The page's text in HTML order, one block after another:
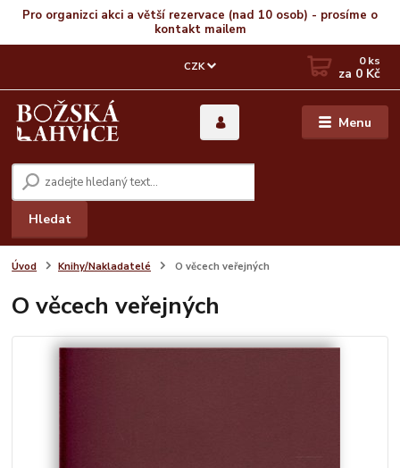
Pro organizci akci a větší rezervace (nad 10 osob) - prosíme o
kontakt mailem
Menu
CZK
Hledat
0ks
za 0 Kč
Úvod Knihy/Nakladatelé O věcech veřejných
O věcech veřejných